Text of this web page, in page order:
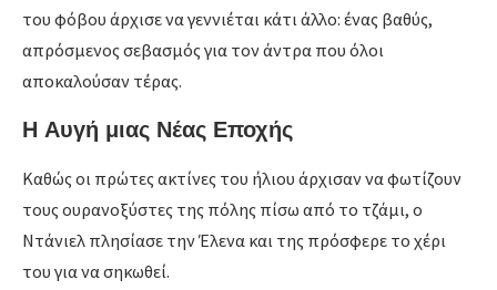
του φόβου άρχισε να γεννιέται κάτι άλλο: ένας βαθύς,
απρόσμενος σεβασμός για τον άντρα που όλοι
αποκαλούσαν τέρας.
Η Αυγή μιας Νέας Εποχής
Καθώς οι πρώτες ακτίνες του ήλιου άρχισαν να φωτίζουν
τους ουρανοξύστες της πόλης πίσω από το τζάμι, ο
Ντάνιελ πλησίασε την Έλενα και της πρόσφερε το χέρι
του για να σηκωθεί.